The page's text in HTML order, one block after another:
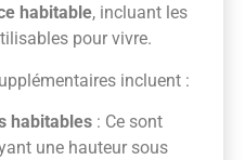
habitable, incluant les
pour vivre.
incluent :
habitables : Ce sont
une hauteur sous